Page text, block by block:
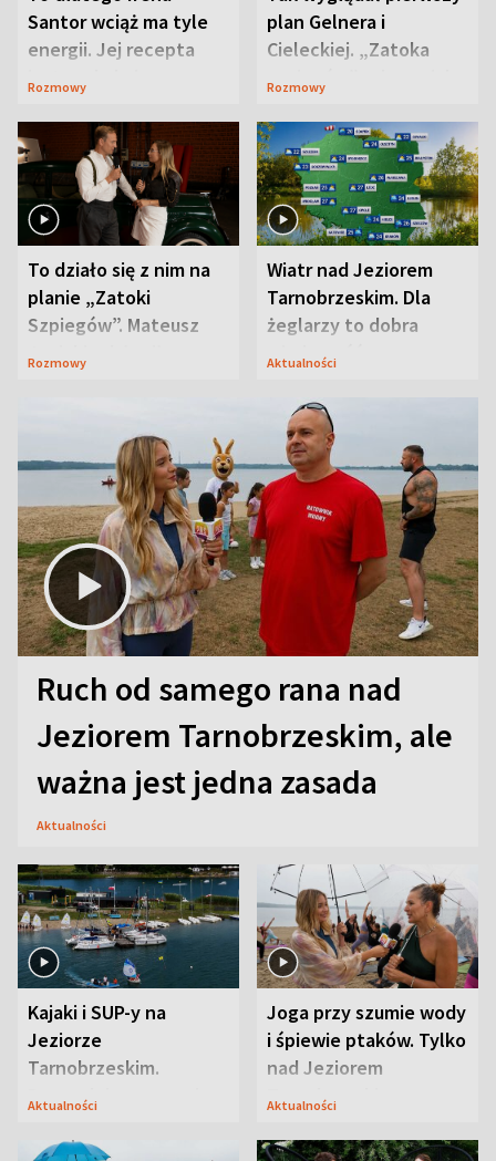
Santor wciąż ma tyle
energii. Jej recepta
jest zaskakująco
Rozmowy
plan Gelnera i
Cieleckiej. „Zatoka
szpiegów” od razu ich
Rozmowy
To działo się z nim na
planie „Zatoki
Szpiegów”. Mateusz
Janicki odsłonił
Rozmowy
Wiatr nad Jeziorem
Tarnobrzeskim. Dla
żeglarzy to dobra
wiadomość
Aktualności
Ruch od samego rana nad
Jeziorem Tarnobrzeskim, ale
ważna jest jedna zasada
Aktualności
Kajaki i SUP-y na
Jeziorze
Tarnobrzeskim.
Przyrodnicy zwracają
Aktualności
Joga przy szumie wody
i śpiewie ptaków. Tylko
nad Jeziorem
Tarnobrzeskim
Aktualności